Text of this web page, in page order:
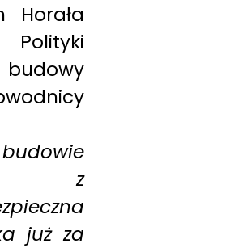
Horała
z
już za